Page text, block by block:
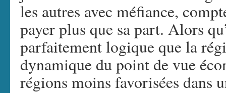
les autres avec méfiance,
payer plus que sa part. Alors
parfaitement logique que la
dynamique du point de vue
régions moins favorisées dans